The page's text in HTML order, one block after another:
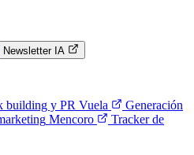
Newsletter IA
building y PR Vuela
Generación
Mencoro
Tracker de